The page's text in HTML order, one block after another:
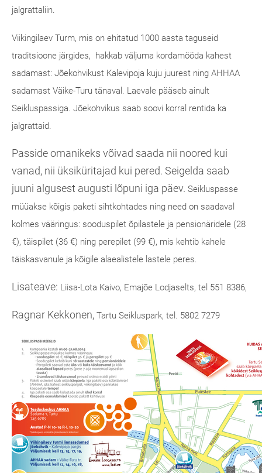
jalgrattaliin.
Viikingilaev Turm, mis on ehitatud 1000 aasta taguseid
traditsioone järgides, hakkab väljuma kordamööda kahest
sadamast: Jõekohvikust Kalevipoja kuju juurest ning AHHAA
sadamast Väike-Turu tänaval. Laevale pääseb ainult
Seikluspassiga. Jõekohvikus saab soovi korral rentida ka
jalgrattaid.
Passide omanikeks võivad saada nii noored kui
vanad, nii üksiküritajad kui pered. Seigelda saab
juuni algusest augusti lõpuni iga päev. Seikluspasse
müüakse kõigis paketi sihtkohtades ning need on saadaval
kolmes vääringus: sooduspilet õpilastele ja pensionäridele (28
€), täispilet (36 €) ning perepilet (99 €), mis kehtib kahele
täiskasvanule ja kõigile alaealistele lastele peres.
Lisateave: Liisa-Lota Kaivo, Emajõe Lodjaselts, tel 551 8386,
Ragnar Kekkonen, Tartu Seikluspark, tel. 5802 7279